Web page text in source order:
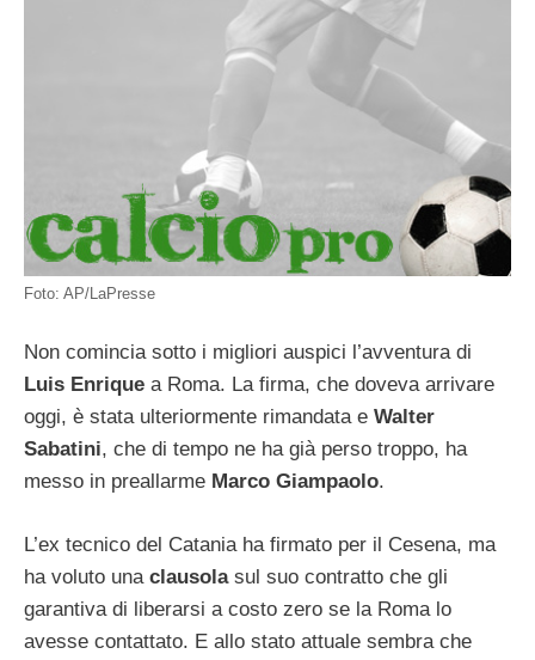
Foto: AP/LaPresse
Non comincia sotto i migliori auspici l’avventura di
Luis Enrique a Roma. La firma, che doveva arrivare
oggi, è stata ulteriormente rimandata e Walter
Sabatini, che di tempo ne ha già perso troppo, ha
messo in preallarme Marco Giampaolo.
L’ex tecnico del Catania ha firmato per il Cesena, ma
ha voluto una clausola sul suo contratto che gli
garantiva di liberarsi a costo zero se la Roma lo
avesse contattato. E allo stato attuale sembra che